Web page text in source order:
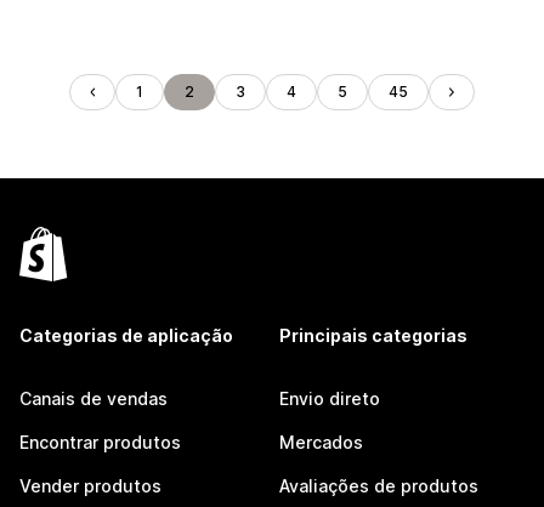
1 2 3 4 5 45
Categorias de aplicação
Canais de vendas
Encontrar produtos
Vender produtos
Principais categorias
Envio direto
Mercados
Avaliações de produtos